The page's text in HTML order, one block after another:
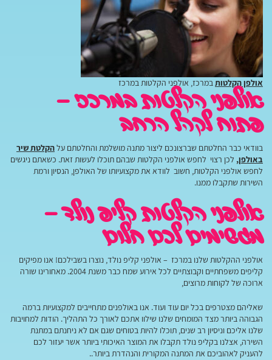
אולפן הקלטותבמרכז, אולפני הקלטות במרכז
אולפני הקלטות במרכז –
פתוח לקהל הרחב
בוודאי כבר החלטתם שברצונכם ליצור מתנה מושלמת והחלטתם עלהקלטת שיר
באולפן, לכן רצוי לחפש אולפני הקלטות שבהם תוכלו לעשות זאת. כשאתם ניגשים
לחפש אולפני הקלטות, חשוב לוודא את מקצועיותו של האולפן, הנסיון ורמת
השירות שתקבלו ממנו.
אולפני הקלטות קליפ נולד –
מגשימים לכם חלום
אולפני ההקלטות שלנו במרכז – אולפני קליפ נולד, נוצרו בשבילכם! אנו מפיקים
קליפים משפחתיים וקבוצתיים לכל אירוע שמח כבר משנת 2004. מאחורינו שורה
ארוכה של לקוחות מרוצים,
שאליהם מצטרפים בכל יום עוד ועוד. אנו באולפנים מתחייבים למקצועיות ברמה
הגבוהה ביותר מצד המומחים שלנו שילוו אתכם לאורך כל התהליך. הודות למחויבות
שלנו אליכם וניסיון רב שנים, תוכלו להיות בטוחים שגם אם לא ניחנתם במתנת
השירה, אצלנו בקליפ נולד תקבלו את המוצר האיכותי ביותר אשר יעזור לכם
להעניק לאהוביכם את המתנה המקורית והנהדרת ביותר..